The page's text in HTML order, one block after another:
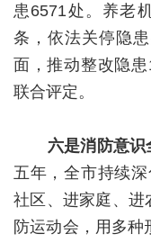
患6571处。养老
条，依法关停隐
面，推动整改隐
联合评定。
六是消防意识
五年，全市持续
社区、进家庭、进
防运动会，用多种